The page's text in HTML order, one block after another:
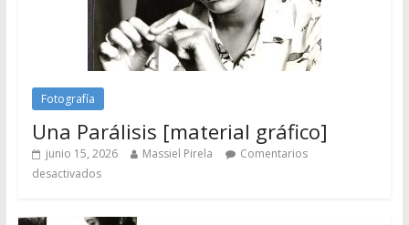
Fotografía
Una Parálisis [material gráfico]
junio 15, 2026 Massiel Pirela
Comentarios
desactivados